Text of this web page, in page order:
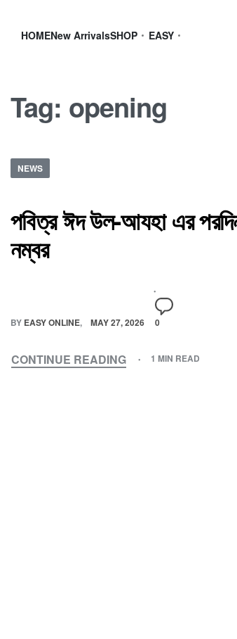
HOMENew ArrivalsSHOP EASY
Tag: opening
NEWS
পবিত্র ঈদ উল-আযহা এর
নম্বর
BY EASY ONLINE MAY 27, 2026 0
CONTINUE READING 1 MIN READ